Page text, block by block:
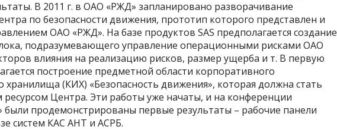
В 2011 г. в ОАО «РЖД» запланировано разворачивание
по безопасности движения, прототип которого представлен и
ОАО «РЖД». На базе продуктов SAS предполагается создание
подразумевающего управление операционными рисками ОАО
влияния на реализацию рисков, размер ущерба и т. В первую
построение предметной области корпоративного
(КИХ) «Безопасность движения», которая должна стать
Центра. Эти работы уже начаты, и на конференции
были продемонстрированы первые результаты – рабочие панели
систем КАС АНТ и АСРБ.